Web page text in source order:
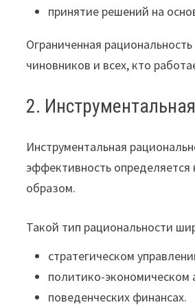
принятие решений на
Ограниченная
чиновников и всех, кто
2.
Инструментальная
эффективность
образом.
Такой тип рациональности
стратегическом
политико-экономическом
поведенческих финансах.